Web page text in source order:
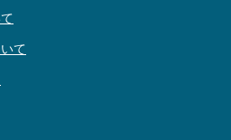
て